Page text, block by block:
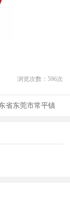
浏览次数： 596次
省东莞市常平镇